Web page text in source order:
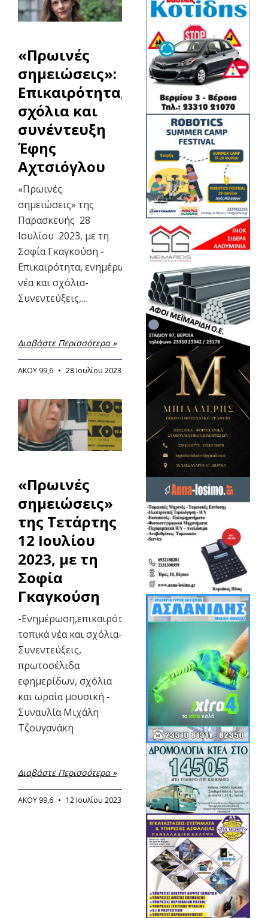
«Πρωινές
σημειώσεις»:
Επικαιρότητα,
σχόλια και
συνέντευξη
Έφης
Αχτσιόγλου
«Πρωινές
σημειώσεις» της
Παρασκευής 28
Ιουλίου 2023, με τη
Σοφία Γκαγκούση -
Επικαιρότητα, ενημέρωση,τοπικά
νέα και σχόλια-
Συνεντεύξεις,…
Διαβάστε Περισσότερα »
ΑΚΟΥ 99,6 28 Ιουλίου 2023
«Πρωινές
σημειώσεις»
της Τετάρτης
12 Ιουλίου
2023, με τη
Σοφία
Γκαγκούση
-Ενημέρωση,επικαιρότητα,
τοπικά νέα και σχόλια-
Συνεντεύξεις,
πρωτοσέλιδα
εφημερίδων, σχόλια
και ωραία μουσική -
Συναυλία Μιχάλη
Τζουγανάκη
Διαβάστε Περισσότερα »
ΑΚΟΥ 99,6 12 Ιουλίου 2023